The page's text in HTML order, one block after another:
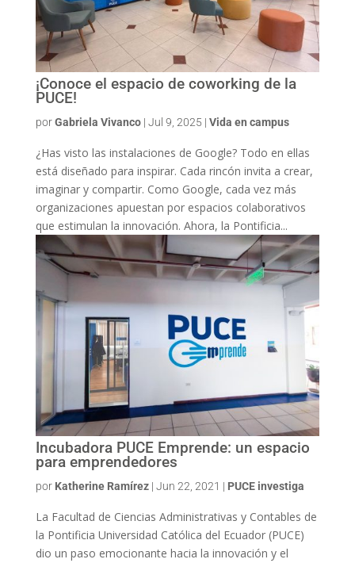
¡Conoce el espacio de coworking de la
PUCE!
porGabriela Vivanco| Jul 9, 2025 | Vida en campus
¿Has visto las instalaciones de Google? Todo en ellas
está diseñado para inspirar. Cada rincón invita a crear,
imaginar y compartir. Como Google, cada vez más
organizaciones apuestan por espacios colaborativos
que estimulan la innovación. Ahora, la Pontificia...
Incubadora PUCE Emprende: un espacio
para emprendedores
por Katherine Ramírez| Jun 22, 2021 | PUCE investiga
La Facultad de Ciencias Administrativas y Contables de
la Pontificia Universidad Católica del Ecuador (PUCE)
dio un paso emocionante hacia la innovación y el